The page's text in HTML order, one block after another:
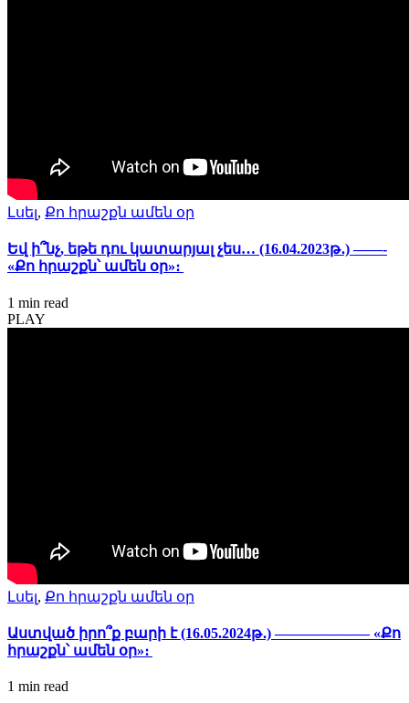
Լսել, Քո հրաշքն ամեն օր
Եվ ի՞նչ, եթե դու կատարյալ չես… (16.04.2023թ․) ——-
«Քո հրաշքն՝ ամեն օր»։
1 min read
PLAY
Լսել, Քո հրաշքն ամեն օր
Աստված իրո՞ք բարի է (16.05.2024թ․) ——————– «Քո
հրաշքն՝ ամեն օր»։
1 min read